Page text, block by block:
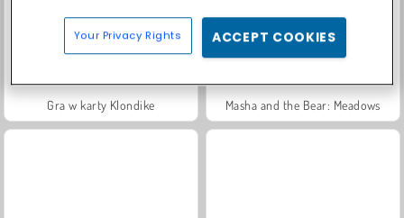
Gra w karty Klondike Masha and the Bear: Meadows
Your Privacy Rights ACCEPT COOKIES